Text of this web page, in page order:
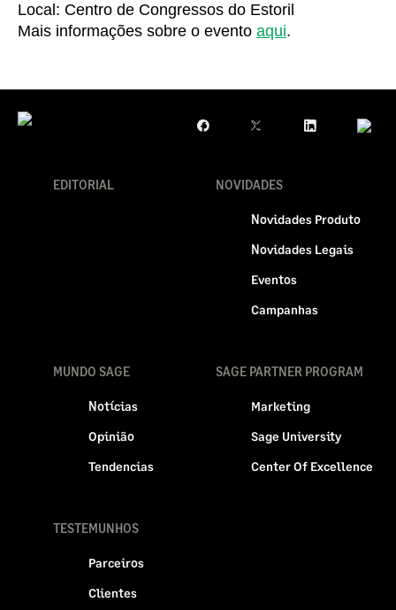
Local: Centro de Congressos do Estoril
Mais informações sobre o evento aqui.
EDITORIAL NOVIDADES
Novidades Produto
Novidades Legais
Eventos
Campanhas
MUNDO SAGE
Notícias
Opinião
Tendencias
SAGE PARTNER PROGRAM
Marketing
Sage University
Center Of Excellence
TESTEMUNHOS
Parceiros
Clientes